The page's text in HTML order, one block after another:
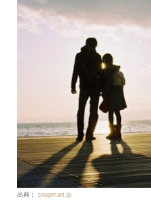
出典： snapmart.jp